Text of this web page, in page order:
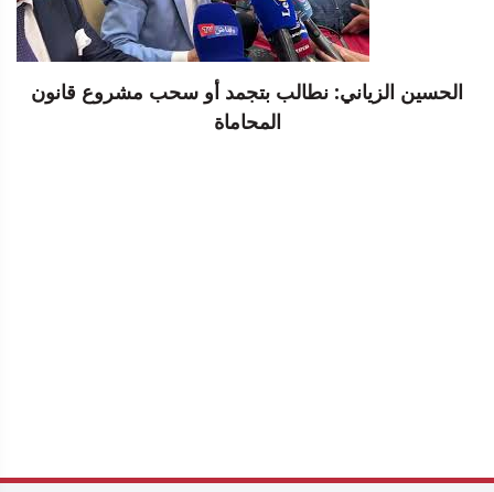
الحسين الزياني: نطالب بتجمد أو سحب مشروع قانون
المحاماة